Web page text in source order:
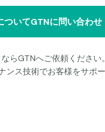
ついてGTNに問い合わせ
らGTNへご依頼ください。
ス技術でお客様をサポー